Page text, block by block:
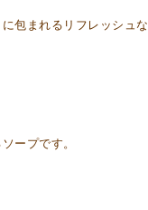
包まれるリフレッシュな
ープです。